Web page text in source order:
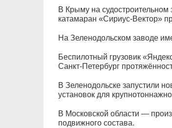
В Крыму на судостроительном
катамаран «Сириус-Вектор»
На Зеленодольском заводе
Беспилотный грузовик
Санкт-Петербург
В Зеленодольске запустили
установок для
В Московской области —
подвижного состава.